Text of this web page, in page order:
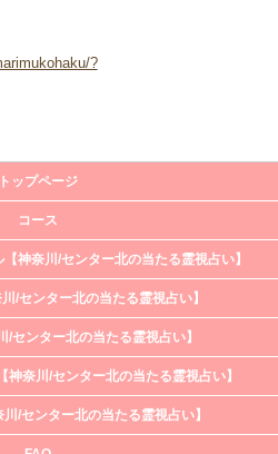
?
トップページ
コース
神奈川/センター北の当たる霊視占い】
/センター北の当たる霊視占い】
/センター北の当たる霊視占い】
奈川/センター北の当たる霊視占い】
/センター北の当たる霊視占い】